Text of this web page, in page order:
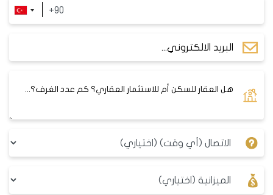
في المطبخ وفي بعض النماذج يمكن أن تباع الشقة
مساحة المشروع 11000م2 وحول المشروع 50000 م2 مساحات
خضراء هي الأكبر بين مشاريع اسطنبول.
يحتوي المشروع على ميني مول فيه محلات تجارية ومطاعم
تحتوي على كافة العلامات التجارية المميزة (ستارباكس،
ميغروس، سينما ماكسيمون)